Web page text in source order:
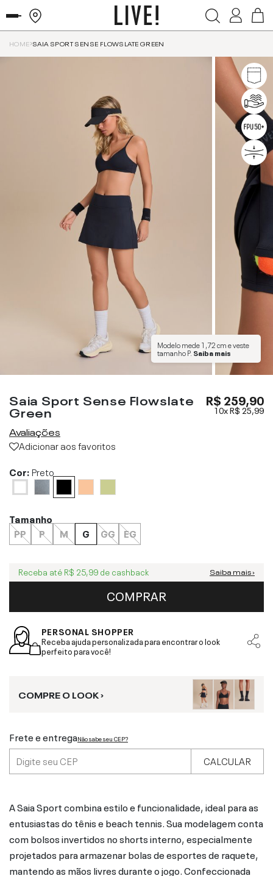
HOME SAIA SPORT SENSE FLOWSLATE GREEN
Modelo mede1,72 cme veste
tamanhoP. Saiba mais
Saia Sport Sense Flowslate
Green
Avaliações
Adicionar aos favoritos
R$ 259,90
10xR$ 25,99
Cor:Preto
Tamanho
PP
P M G GG EG
Receba até R$ 25,99 de cashback Saiba mais ›
COMPRAR
PERSONAL SHOPPER
Receba ajuda personalizada para encontrar o look
perfeito para você!
COMPRE O LOOK ›
Frete e entregaNão sabe seu CEP?
CALCULAR
A Saia Sport combina estilo e funcionalidade, ideal para as
entusiastas do tênis e beach tennis. Sua modelagem conta
com bolsos invertidos no shorts interno, especialmente
projetados para armazenar bolas de esportes de raquete,
mantendo as mãos livres durante o jogo. Confeccionada